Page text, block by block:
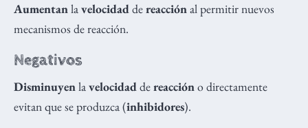
Aumentanlavelocidaddereacciónal permitir nuevos
mecanismos de reacción.
Negativos
Disminuyenlavelocidaddereaccióno directamente
evitan que se produzca (inhibidores).